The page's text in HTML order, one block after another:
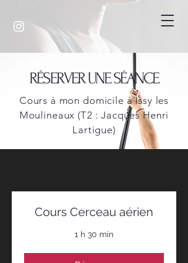
RÉSERVER UNE SÉANCE
Cours à mon domicile à Issy les
Moulineaux (T2 : Jacques Henri
Lartigue)
Cours Cerceau aérien
1 h 30 min